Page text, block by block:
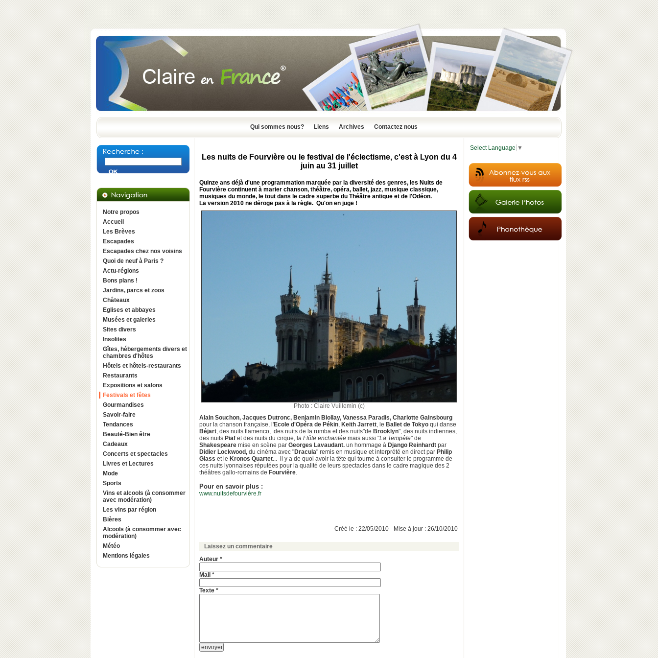
Qui sommes nous? Liens Archives Contactez nous
Notre propos
Accueil
Les Brèves
Escapades
Escapades chez nos voisins
Quoi de neuf à Paris ?
Actu-régions
Bons plans !
Jardins, parcs et zoos
Châteaux
Eglises et abbayes
Musées et galeries
Sites divers
Insolites
Gîtes, hébergements divers et
chambres d'hôtes
Hôtels et hôtels-restaurants
Restaurants
Expositions et salons
Festivals et fêtes
Gourmandises
Savoir-faire
Tendances
Beauté-Bien être
Cadeaux
Concerts et spectacles
Livres et Lectures
Mode
Sports
Vins et alcools (à consommer
avec modération)
Les vins par région
Bières
Alcools (à consommer avec
modération)
Météo
Mentions légales
Les nuits de Fourvière ou le festival de l'éclectisme, c'est à Lyon du 4
juin au 31 juillet
Quinze ans déjà d'une programmation marquée par la diversité des genres, les Nuits de
Fourvière continuent à marier chanson, théâtre, opéra, ballet, jazz, musique classique,
musiques du monde, le tout dans le cadre superbe du Théâtre antique et de l'Odéon.
La version 2010 ne déroge pas à la règle. Qu'on en juge !
Photo : Claire Vuillemin (c)
Alain Souchon, Jacques Dutronc, Benjamin Biollay, Vanessa Paradis, Charlotte Gainsbourg
pour la chanson française, l'Ecole d'Opéra de Pékin, Keith Jarrett, le Ballet de Tokyo qui danse
Béjart, des nuits flamenco, des nuits de la rumba et des nuits"de Brooklyn", des nuits indiennes,
des nuits Piaf et des nuits du cirque, l a Flûte enchantée mais aussi "La Tempête" de
Shakespeare mise en scène par Georges Lavaudant. un hommage à Django Reinhardt par
Didier Lockwood, du cinéma avec "Dracula" remis en musique et interprété en direct par Philip
Glass et le Kronos Quartet... il y a de quoi avoir la tête qui tourne à consulter le programme de
ces nuits lyonnaises réputées pour la qualité de leurs spectacles dans le cadre magique des 2
théâtres gallo-romains de Fourvière.
Pour en savoir plus :
www.nuitsdefourvière.fr
Créé le : 22/05/2010 - Mise à jour : 26/10/2010
Laissez un commentaire
Auteur *
Mail *
Texte *
Select Language ▼